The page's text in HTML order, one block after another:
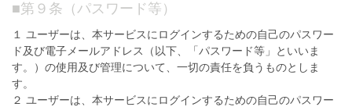
■第９条（パスワード等）
１ ユーザーは、本サービスにログインするための自己のパスワー
ド及び電子メールアドレス（以下、「パスワード等」といいま
す。）の使用及び管理について、一切の責任を負うものとしま
す。
２ ユーザーは、本サービスにログインするための自己のパスワー